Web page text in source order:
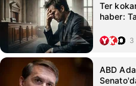
Ter
haber:
3
ABD